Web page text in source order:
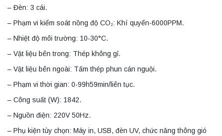
– Đèn: 3 cái.
– Phạm vi kiểm soát nồng độ CO₂: Khí quyển-6000PPM.
– Nhiệt độ môi trường: 10-30°C.
– Vật liệu bên trong: Thép không gỉ.
– Vật liệu bên ngoài: Tấm thép phun cán nguội.
– Phạm vi thời gian: 0-99h59min/liên tục.
– Công suất (W): 1842.
– Nguồn điện: 220V 50Hz.
– Phụ kiện tùy chọn: Máy in, USB, đèn UV, chức năng thông gió